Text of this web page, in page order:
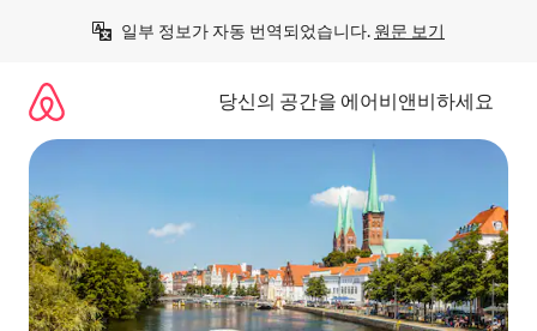
일부 정보가 자동 번역되었습니다. 원문 보기
당신의 공간을 에어비앤비하세요